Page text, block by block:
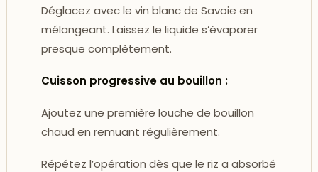
Déglacez avec le vin blanc de Savoie en
mélangeant. Laissez le liquide s’évaporer
presque complètement.
Cuisson progressive au bouillon :
Ajoutez une première louche de bouillon
chaud en remuant régulièrement.
Répétez l’opération dès que le riz a absorbé